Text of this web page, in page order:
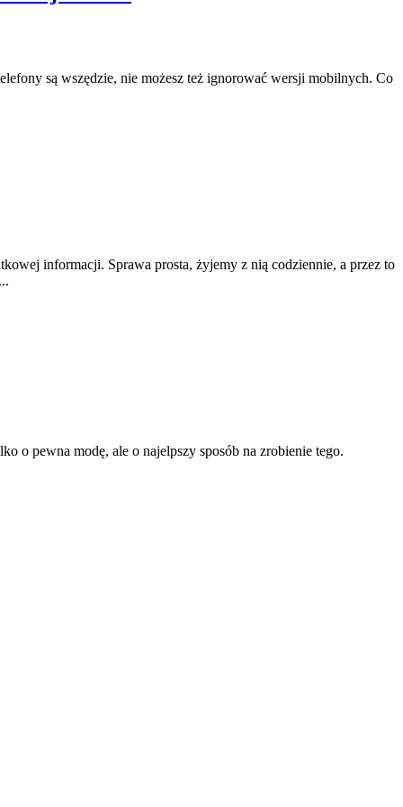
są wszędzie, nie możesz też ignorować wersji mobilnych. Co
informacji. Sprawa prosta, żyjemy z nią codziennie, a przez to
o pewna modę, ale o najelpszy sposób na zrobienie tego.